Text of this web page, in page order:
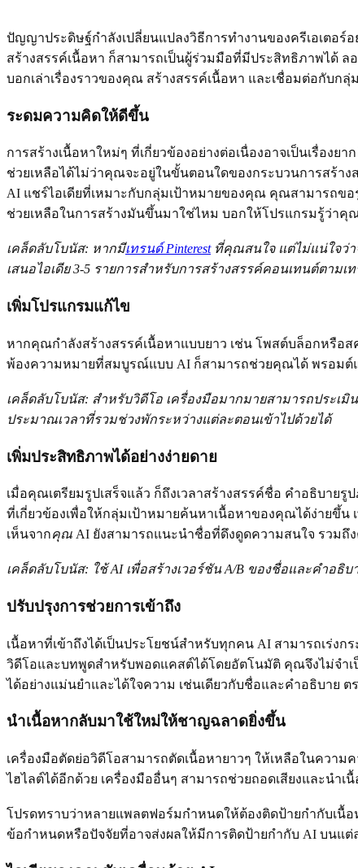
ปัญญาประดิษฐ์กำลังเปลี่ยนแปลงวิธีการทำงานของครีเอเตอร์
สร้างสรรค์เนื้อหา ก็สามารถเป็นผู้ร่วมมือที่มีประสิทธิภาพได้
บอกเล่าเรื่องราวของคุณ สร้างสรรค์เนื้อหา และเชื่อมต่อกับ
ระดมความคิดให้ดีขึ้น
การสร้างเนื้อหาใหม่ๆ ที่เกี่ยวข้องอย่างต่อเนื่องอาจเป็นเรื่อง
ช่วยเหลือได้ไม่ว่าคุณจะอยู่ในขั้นตอนใดของกระบวนการสร้า
AI แชร์ไอเดียที่เหมาะกับกลุ่มเป้าหมายของคุณ คุณสามารถข
ช่วยเหลือในการสร้างมันขึ้นมาใช่ไหม บอกให้โปรแกรมรู้ว่า
เคล็ดลับโบนัส: หากมีเทรนด์ Pinterestที่คุณสนใจ แต่ไม่แน่ใจว่า
เสนอไอเดีย 3-5 รายการสำหรับการสร้างสรรค์คอนเทนต์ตาม
เพิ่มโปรแกรมแก้ไข
หากคุณกำลังสร้างสรรค์เนื้อหาแบบยาว เช่น โพสต์บล็อกหรือ
พ้องความหมายที่สมบูรณ์แบบ AI ก็สามารถช่วยคุณได้ พรอม
เคล็ดลับโบนัส: สำหรับวิดีโอ เครื่องมือมากมายสามารถประ
ประมาณเวลาที่รวมช่วงพักระหว่างแต่ละตอนเข้าไปด้วยได้
เพิ่มประสิทธิภาพได้อย่างง่ายดาย
เมื่อคุณเตรียมรูปเสร็จแล้ว ก็ถึงเวลาสร้างสรรค์ชื่อ คำอธิบา
ที่เกี่ยวข้องเพื่อให้กลุ่มเป้าหมายค้นหาเนื้อหาของคุณได้ง่ายขึ้
เห็นจากคุณ AI ยังสามารถแนะนำชื่อที่ดึงดูดความสนใจ รวม
เคล็ดลับโบนัส: ใช้ AI เพื่อสร้างเวอร์ชัน A/B ของชื่อและคำอ
ปรับปรุงการช่วยการเข้าถึง
เนื้อหาที่เข้าถึงได้เป็นประโยชน์สำหรับทุกคน AI สามารถเร่ง
วิดีโอและบทพูดสำหรับพอดแคสต์ได้โดยอัตโนมัติ คุณจึงไม่จำ
ได้อย่างแม่นยำและได้ใจความ เช่นเดียวกับชื่อและคำอธิบาย
นำเนื้อหากลับมาใช้ใหม่ให้ชาญฉลาดยิ่งขึ้น
เครื่องมือตัดย่อวิดีโอสามารถตัดเนื้อหายาวๆ ให้เหลือในควา
ไฮไลต์ได้อีกด้วย เครื่องมืออื่นๆ สามารถช่วยถอดเสียงและน
โปรดทราบว่าหลายแพลตฟอร์มกำหนดให้ต้องติดป้ายกำกับเนื้
ข้อกำหนดหรือปัจจัยที่อาจส่งผลให้มีการติดป้ายกำกับ AI บนแ